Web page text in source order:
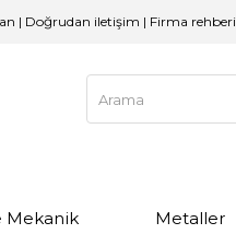
| Doğrudan iletişim | Firma rehberi
Mekanik Metaller